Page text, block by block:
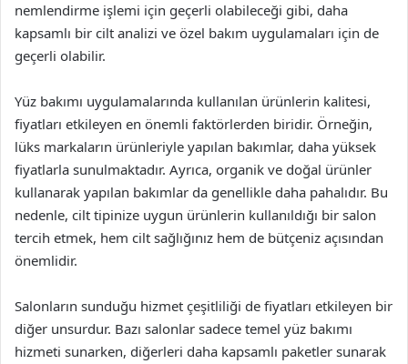
nemlendirme işlemi için geçerli olabileceği gibi, daha
kapsamlı bir cilt analizi ve özel bakım uygulamaları için de
geçerli olabilir.
Yüz bakımı uygulamalarında kullanılan ürünlerin kalitesi,
fiyatları etkileyen en önemli faktörlerden biridir. Örneğin,
lüks markaların ürünleriyle yapılan bakımlar, daha yüksek
fiyatlarla sunulmaktadır. Ayrıca, organik ve doğal ürünler
kullanarak yapılan bakımlar da genellikle daha pahalıdır. Bu
nedenle, cilt tipinize uygun ürünlerin kullanıldığı bir salon
tercih etmek, hem cilt sağlığınız hem de bütçeniz açısından
önemlidir.
Salonların sunduğu hizmet çeşitliliği de fiyatları etkileyen bir
diğer unsurdur. Bazı salonlar sadece temel yüz bakımı
hizmeti sunarken, diğerleri daha kapsamlı paketler sunarak